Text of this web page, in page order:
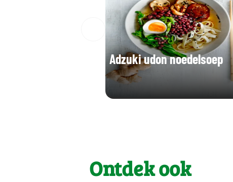
Adzuki udon noedelsoep
Ontdek ook